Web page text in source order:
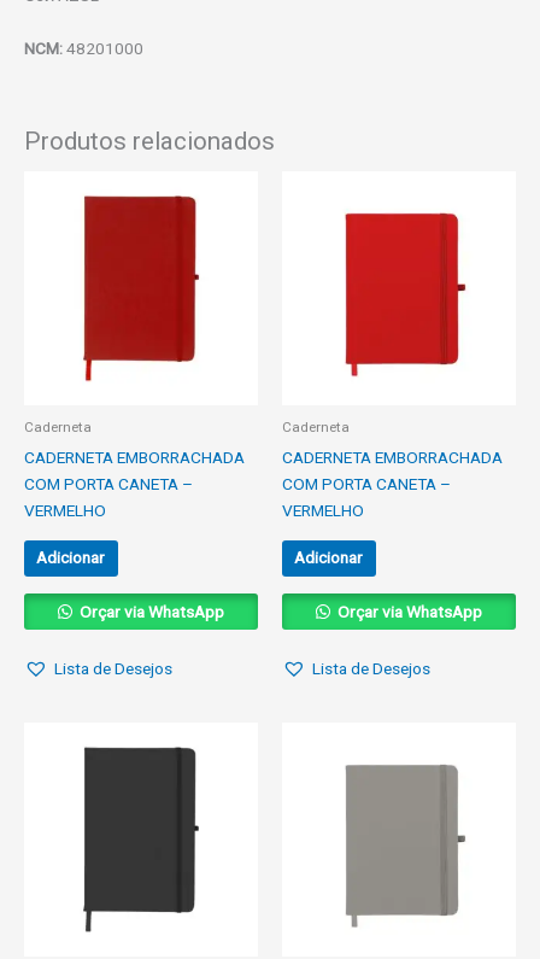
NCM:48201000
Produtos relacionados
Caderneta
CADERNETA EMBORRACHADA
COM PORTA CANETA –
VERMELHO
Adicionar
Orçar via WhatsApp
Lista de Desejos
Caderneta
CADERNETA EMBORRACHADA
COM PORTA CANETA –
VERMELHO
Adicionar
Orçar via WhatsApp
Lista de Desejos